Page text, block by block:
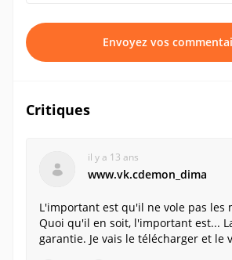
Envoyez vos
Critiques
il y a 13 ans
www.vk.cdemon_dima
L'important est qu'il ne vole pas les
Quoi qu'il en soit, l'important est...
garantie. Je vais le télécharger et le